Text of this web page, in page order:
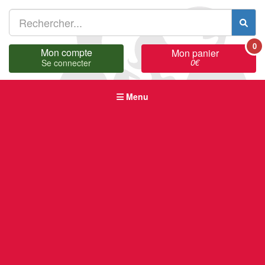
Mon compte
Se connecter
Mon panier
0€
0
Menu